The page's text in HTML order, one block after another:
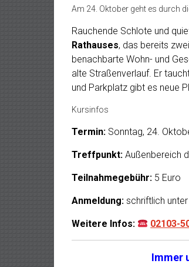
Am 24. Oktober geht es durch
Rauchende Schlote und
Rathauses, das bereits
benachbarte Wohn- und
alte Straßenverlauf. Er
und Parkplatz gibt es neue
Kursinfos
Termin: Sonntag, 24.
Treffpunkt: Außenbereich
Teilnahmegebühr: 5 Euro
Anmeldung: schriftlich
Weitere Infos: 02103-
Immer